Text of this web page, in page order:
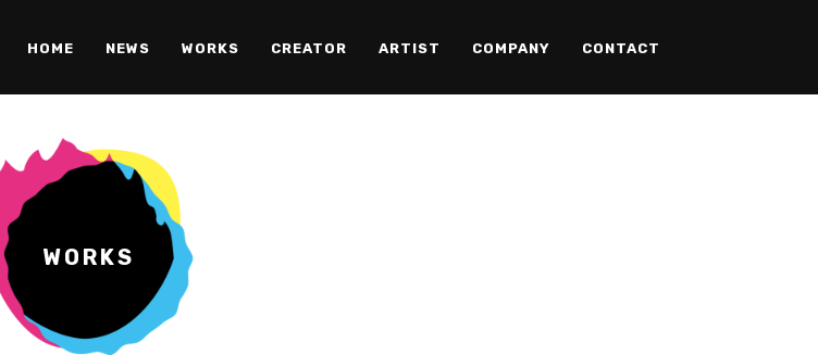
HOME NEWS WORKS CREATOR ARTIST COMPANY CONTACT
WORKS